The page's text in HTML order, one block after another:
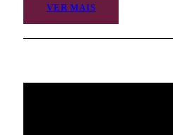
VER MAIS